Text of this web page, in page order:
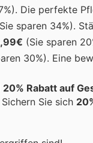
Die perfekte
sparen 34%).
(Sie sparen
30%). Eine
20% Rabatt auf
Sie sich